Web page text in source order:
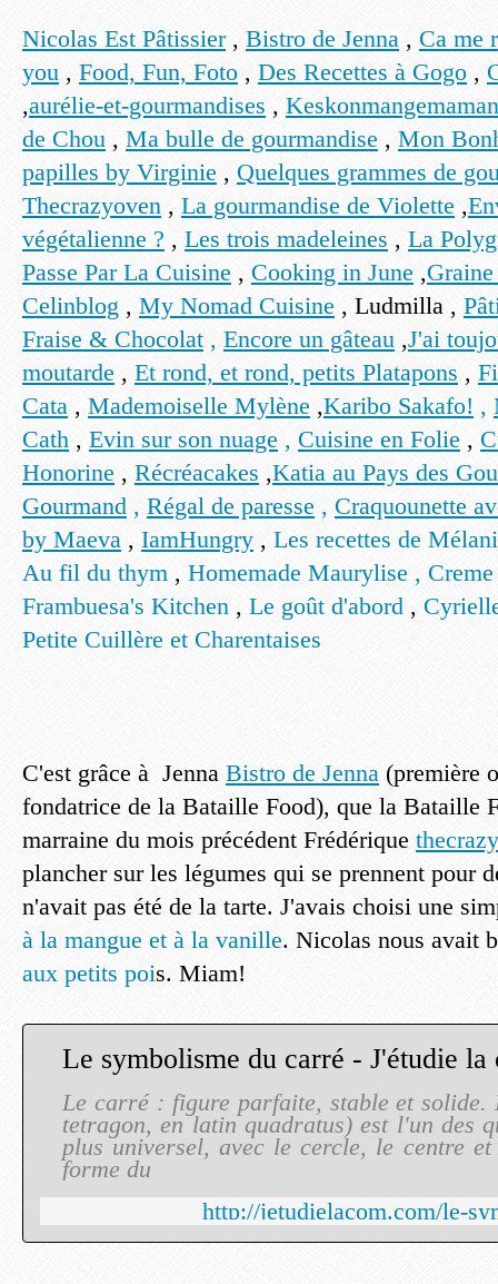
Nicolas Est Pâtissier, Bistro de Jenna , Ca me
you , Food, Fun, Foto , Des Recettes à Gogo ,
,aurélie-et-gourmandises , Keskonmangemaman
de Chou , Ma bulle de gourmandise , Mon
papilles by Virginie , Quelques grammes de
Thecrazyoven , La gourmandise de Violette ,
végétalienne ? , Les trois madeleines , La
Passe Par La Cuisine , Cooking in June ,
Celinblog , My Nomad Cuisine , Ludmilla ,
Fraise & Chocolat , Encore un gâteau ,J'ai
moutarde , Et rond, et rond, petits Platapons ,
Cata , Mademoiselle Mylène ,Karibo Sakafo! ,
Cath , Evin sur son nuage , Cuisine en Folie ,
Honorine , Récréacakes ,Katia au Pays des
Gourmand , Régal de paresse , Craquounette
by Maeva , IamHungry , Les recettes de
Au fil du thym , Homemade Maurylise ,
Frambuesa's Kitchen , Le goût d'abord ,
Petite Cuillère et Charentaises
C'est grâce à Jenna Bistro de Jenna (première
fondatrice de la Bataille Food), que la Bataille
marraine du mois précédent Frédérique
plancher sur les légumes qui se prennent pour
n'avait pas été de la tarte. J'avais choisi une
à la mangue et à la vanille. Nicolas nous avait
aux petits pois. Miam!
Le symbolisme du carré - J'étudie la
Le carré : figure parfaite, stable et solide.
tetragon, en latin quadratus) est l'un des
plus universel, avec le cercle, le centre
forme du
http://jetudielacom.com/le-